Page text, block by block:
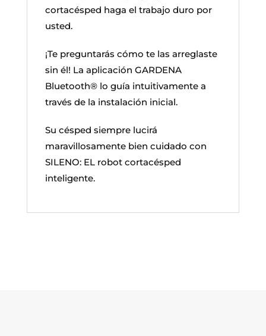
cortacésped haga el trabajo duro por
usted.
¡Te preguntarás cómo te las arreglaste
sin él! La aplicación GARDENA
Bluetooth® lo guía intuitivamente a
través de la instalación inicial.
Su césped siempre lucirá
maravillosamente bien cuidado con
SILENO: EL robot cortacésped
inteligente.